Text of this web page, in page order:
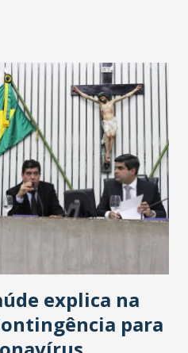
explica na
para